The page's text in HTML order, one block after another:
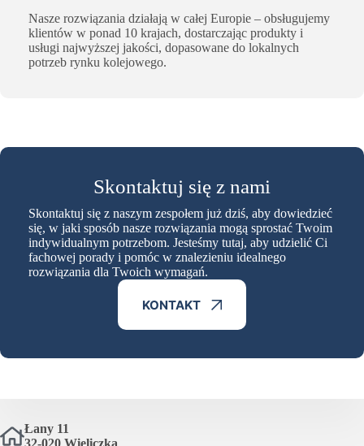
Nasze rozwiązania działają w całej Europie – obsługujemy
klientów w ponad 10 krajach, dostarczając produkty i
usługi najwyższej jakości, dopasowane do lokalnych
potrzeb rynku kolejowego.
Skontaktuj się z nami
Skontaktuj się z naszym zespołem już dziś, aby dowiedzieć
się, w jaki sposób nasze rozwiązania mogą sprostać Twoim
indywidualnym potrzebom. Jesteśmy tutaj, aby udzielić Ci
fachowej porady i pomóc w znalezieniu idealnego
rozwiązania dla Twoich wymagań.
KONTAKT
Łany 11
32-020 Wieliczka